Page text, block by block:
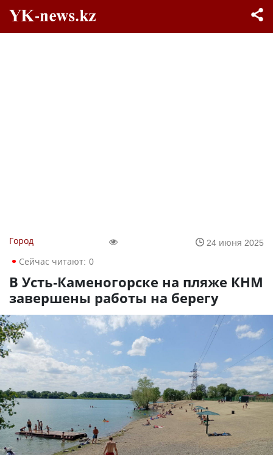
Город
24 июня 2025
Сейчас читают: 0
В Усть-Каменогорске на пляже КНМ
завершены работы на берегу